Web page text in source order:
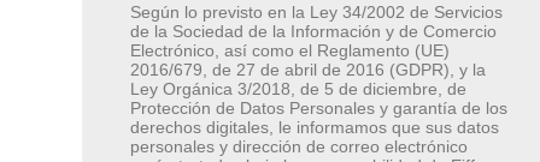
Según lo previsto en la Ley 34/2002 de Servicios
de la Sociedad de la Información y de Comercio
Electrónico, así como el Reglamento (UE)
2016/679, de 27 de abril de 2016 (GDPR), y la
Ley Orgánica 3/2018, de 5 de diciembre, de
Protección de Datos Personales y garantía de los
derechos digitales, le informamos que sus datos
personales y dirección de correo electrónico